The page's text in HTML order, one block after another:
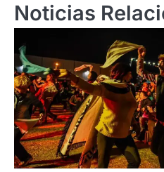
Noticias